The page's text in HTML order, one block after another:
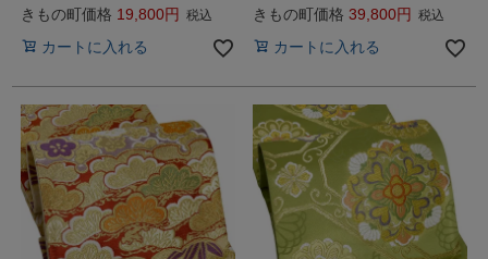
きもの町価格 19,800 税込
カートに入れる
きもの町価格 39,800 税込
カートに入れる